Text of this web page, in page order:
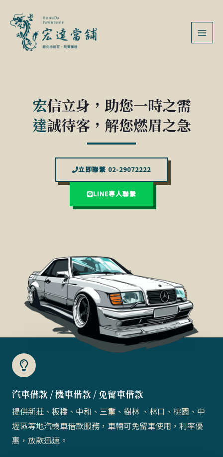
宏信立身，助您一時之需
達誠待客，解您燃眉之急
立即聯繫 02-29072222
LINE專人聯繫
汽車借款 / 機車借款 / 免留車借款​
提供新莊、板橋、中和、三重、樹林 、林口、桃園、中
壢區等地汽機車借款服務，車輛可免留車使用，利率優
惠，放款迅速。